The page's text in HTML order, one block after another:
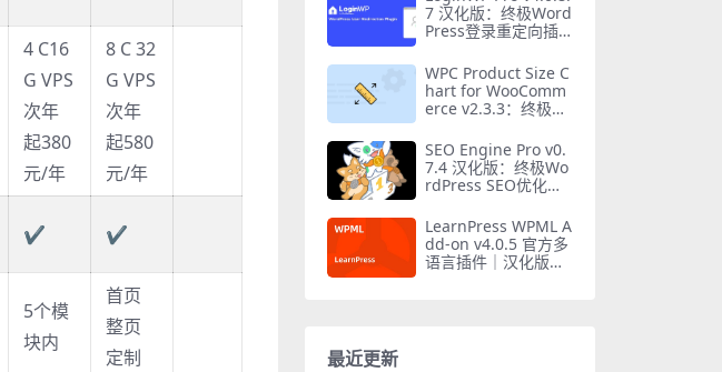
4 C16
G VPS
次年
起380
元/年️
8 C 32
G VPS
次年
起580
元/年️
✔ ✔
5个模
块内
首页
整页
定制
7 汉化版：终极Word
Press登录重定向插
WPC Product Size C
hart for WooComm
erce v2.3.3：终极W
寸表插件
SEO Engine Pro v0.
7.4 汉化版：终极Wo
rdPress SEO优化插
LearnPress WPML A
dd-on v4.0.5 官方多
语言插件｜汉化版功
最近更新